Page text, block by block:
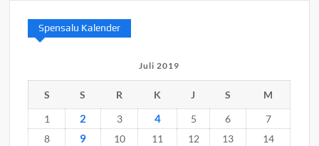
Spensalu Kalender
Juli 2019
S S R K J S
M
1
2 3 4 5 6
7
8
9 10 11 12 13
14